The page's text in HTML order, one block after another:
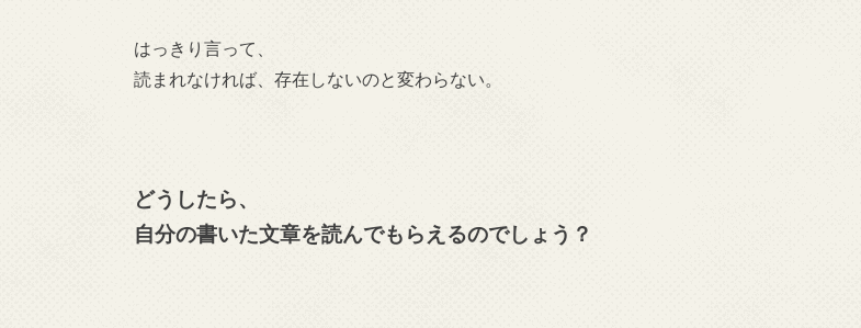
はっきり言って、
読まれなければ、存在しないのと変わらない。
どうしたら、
自分の書いた文章を読んでもらえるのでしょう？